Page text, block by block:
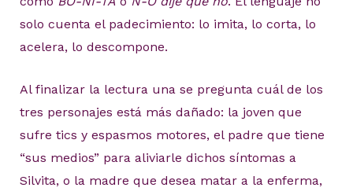
solo cuenta el padecimiento: lo imita, lo corta, lo
acelera, lo descompone.
Al finalizar la lectura una se pregunta cuál de los
tres personajes está más dañado: la joven que
sufre tics y espasmos motores, el padre que tiene
“sus medios” para aliviarle dichos síntomas a
Silvita, o la madre que desea matar a la enferma,